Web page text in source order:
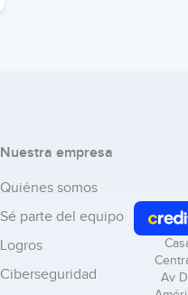
Nuestra empresa
Quiénes somos
Sé parte del equipo
Logros
Ciberseguridad
Av